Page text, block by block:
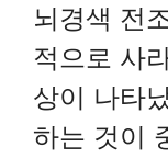
뇌경색 전
적으로 사
상이 나타
하는 것이